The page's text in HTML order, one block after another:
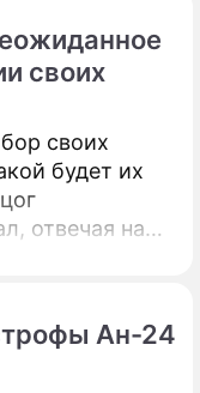
своих
своих
будет их
отвечая на
Ан-24